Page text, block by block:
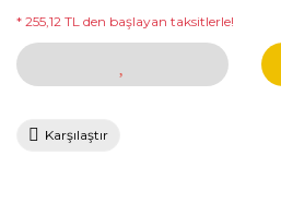
* 255,12 TL den başlayan taksitlerle!
Karşılaştır